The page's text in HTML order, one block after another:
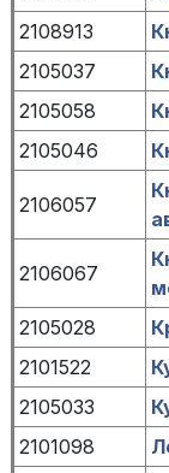
2108913
2105037
2105058
2105046
2106057
2106067
2105028
2101522
2105033
2101098